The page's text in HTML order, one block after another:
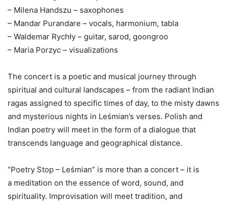
– Milena Handszu – saxophones
– Mandar Purandare – vocals, harmonium, tabla
– Waldemar Rychły – guitar, sarod, goongroo
– Maria Porzyc – visualizations
The concert is a poetic and musical journey through
spiritual and cultural landscapes – from the radiant Indian
ragas assigned to specific times of day, to the misty dawns
and mysterious nights in Leśmian’s verses. Polish and
Indian poetry will meet in the form of a dialogue that
transcends language and geographical distance.
“Poetry Stop – Leśmian” is more than a concert – it is
a meditation on the essence of word, sound, and
spirituality. Improvisation will meet tradition, and